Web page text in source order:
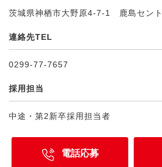
茨城県神栖市大野原4-7-1 鹿島セン
連絡先TEL
0299-77-7657
採用担当
中途・第2新卒採用担当者
電話応募